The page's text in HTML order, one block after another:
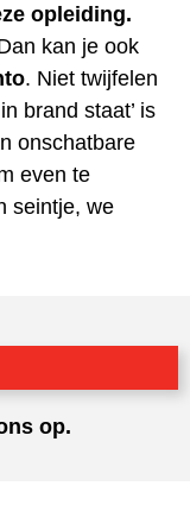
op.
opleiding.
kan je ook
. Niet twijfelen
brand staat’ is
onschatbare
even te
seintje, we